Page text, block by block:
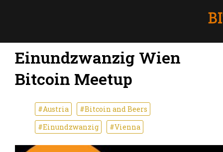
Einundzwanzig Wien
Bitcoin Meetup
#Austria
#Bitcoin and Beers
#Einundzwanzig
#Vienna